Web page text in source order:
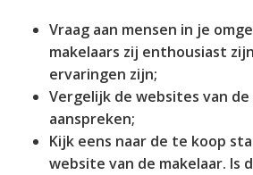
Vraag aan mensen in je
makelaars zij enthousiast
ervaringen zijn;
Vergelijk de websites van
aanspreken;
Kijk eens naar de te koop
website van de makelaar. Is